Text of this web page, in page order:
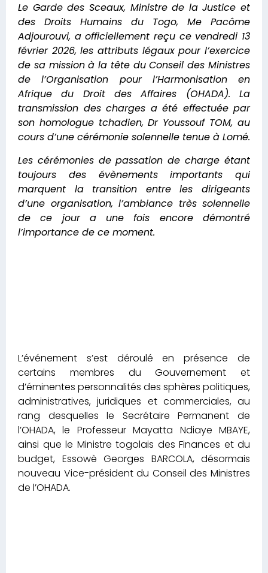
Le Garde des Sceaux, Ministre de la Justice et
des Droits Humains du Togo, Me Pacôme
Adjourouvi, a officiellement reçu ce vendredi 13
février 2026, les attributs légaux pour l’exercice
de sa mission à la tête du Conseil des Ministres
de l’Organisation pour l’Harmonisation en
Afrique du Droit des Affaires (OHADA). La
transmission des charges a été effectuée par
son homologue tchadien, Dr Youssouf TOM, au
cours d’une cérémonie solennelle tenue à Lomé.
Les cérémonies de passation de charge étant
toujours des évènements importants qui
marquent la transition entre les dirigeants
d’une organisation, l’ambiance très solennelle
de ce jour a une fois encore démontré
l’importance de ce moment.
L’événement s’est déroulé en présence de
certains membres du Gouvernement et
d’éminentes personnalités des sphères politiques,
administratives, juridiques et commerciales, au
rang desquelles le Secrétaire Permanent de
l’OHADA, le Professeur Mayatta Ndiaye MBAYE,
ainsi que le Ministre togolais des Finances et du
budget, Essowè Georges BARCOLA, désormais
nouveau Vice-président du Conseil des Ministres
de l’OHADA.